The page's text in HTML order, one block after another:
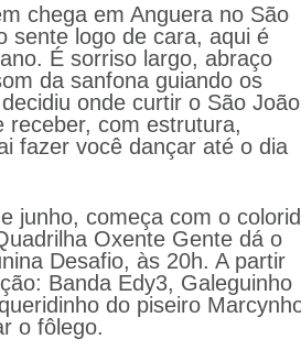
chega em Anguera no São
sente logo de cara, aqui é
É sorriso largo, abraço
da sanfona guiando os
onde curtir o São
receber, com estrutura,
fazer você dançar até o dia
junho, começa com o
Oxente Gente dá o
Desafio, às 20h. A partir
Banda Edy3, Galeguinho
do piseiro
o fôlego.